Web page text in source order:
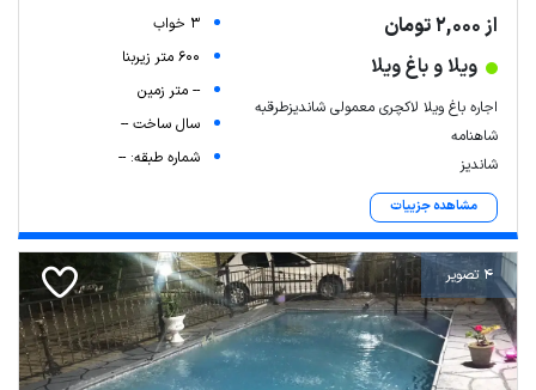
از 2,000 تومان
ویلا و باغ ویلا
اجاره باغ ویلا لاکچری معمولی شاندیزطرقبه
شاهنامه
شاندیز
مشاهده جزییات
3 خواب
600 متر زیربنا
-- متر زمین
سال ساخت --
شماره طبقه: --
4 تصویر